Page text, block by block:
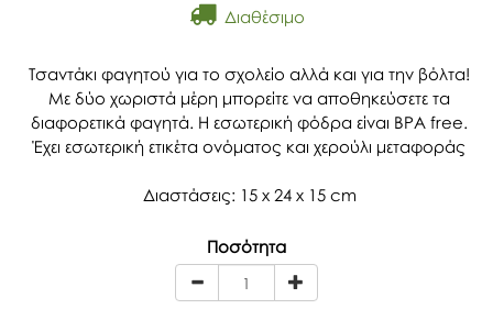
Διαθέσιμο
Τσαντάκι φαγητού για το σχολείο αλλά και για την βόλτα!
Με δύο χωριστά μέρη μπορείτε να αποθηκεύσετε τα
διαφορετικά φαγητά. Η εσωτερική φόδρα είναι BPA free.
Έχει εσωτερική ετικέτα ονόματος και χερούλι μεταφοράς
Διαστάσεις: 15 x 24 x 15 cm
Ποσότητα